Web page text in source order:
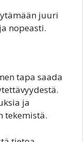
juuri
nopeasti.
tapa saada
ja
tekemistä.